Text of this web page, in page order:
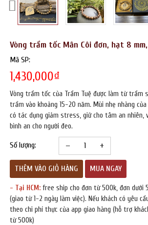
Vòng trầm tốc Mân Côi đơn, hạt 8
Mã SP:
1,430,000₫
Vòng trầm tốc của Trầm Tuệ được làm từ trầm
trầm vào khoảng 15-20 năm. Mùi nhẹ nhàng
có tác dụng giảm stress, giữ cho tâm an nhiên,
bình an cho người đeo.
Số lượng: – +
THÊM VÀO GIỎ HÀNG MUA NGAY
- Tại HCM: free ship cho đơn từ 500k, đơn dưới
(giao từ 1-2 ngày làm việc). Nếu khách có yêu
theo chi phí thực của app giao hàng (hỗ trợ
từ 500k)
ĐĂNG KÝ TƯ VẤN MIỄN